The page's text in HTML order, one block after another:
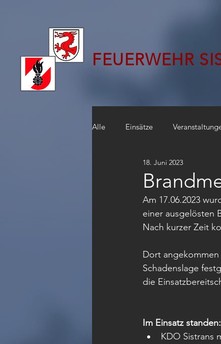
FEUERWEHR
Alle Einsätze
18. Juni 2023
Am 17.06.2023
einer ausgelösten
Nach kurzer Zeit
Dort
Schadenslage
die
Im Einsatz standen:
KDO Sistrans